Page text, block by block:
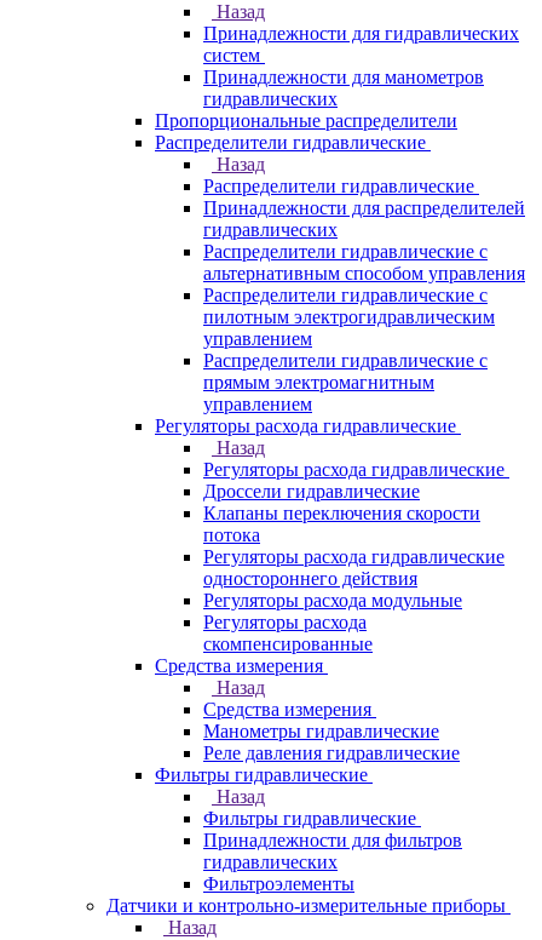
Назад
Принадлежности для гидравлических
систем
Принадлежности для манометров
гидравлических
Пропорциональные распределители
Распределители гидравлические
Назад
Распределители гидравлические
Принадлежности для распределителей
гидравлических
Распределители гидравлические с
альтернативным способом управления
Распределители гидравлические с
пилотным электрогидравлическим
управлением
Распределители гидравлические с
прямым электромагнитным
управлением
Регуляторы расхода гидравлические
Назад
Регуляторы расхода гидравлические
Дроссели гидравлические
Клапаны переключения скорости
потока
Регуляторы расхода гидравлические
одностороннего действия
Регуляторы расхода модульные
Регуляторы расхода
скомпенсированные
Средства измерения
Назад
Средства измерения
Манометры гидравлические
Реле давления гидравлические
Фильтры гидравлические
Назад
Фильтры гидравлические
Принадлежности для фильтров
гидравлических
Фильтроэлементы
Датчики и контрольно-измерительные приборы
Назад